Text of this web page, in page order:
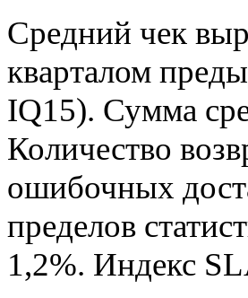
Средний чек
кварталом
IQ15). Сумма
Количество
ошибочных
пределов
1,2%. Индекс